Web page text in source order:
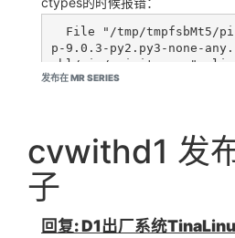
p-9.0.3-py2.py3-none-any.
whl/pip/__init__.py", lin
e 45, in <module>
y", line 9, in <module>
  File "/tmp/tmpfsbMt5/pi
p-9.0.3-py2.py3-none-any.
  File "/tmp/tmpfsbMt5/pi
发布在 MR SERIES
cvwithd1 发
子
回复: D1出厂系统